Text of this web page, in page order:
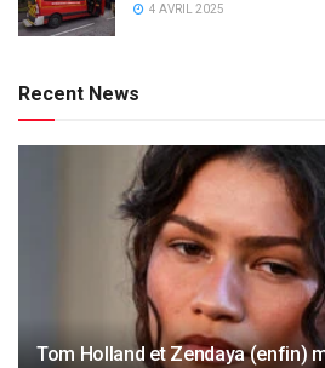
4 AVRIL 2025
Recent News
Tom Holland et Zendaya (enfin)